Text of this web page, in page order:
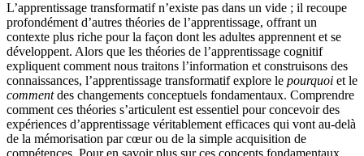
L’apprentissage transformatif n’existe pas dans un vide ; il recoupe
profondément d’autres théories de l’apprentissage, offrant un
contexte plus riche pour la façon dont les adultes apprennent et se
développent. Alors que les théories de l’apprentissage cognitif
expliquent comment nous traitons l’information et construisons des
connaissances, l’apprentissage transformatif explore le pourquoi et le
commentdes changements conceptuels fondamentaux. Comprendre
comment ces théories s’articulent est essentiel pour concevoir des
expériences d’apprentissage véritablement efficaces qui vont au-delà
de la mémorisation par cœur ou de la simple acquisition de
compétences. Pour en savoir plus sur ces concepts fondamentaux,